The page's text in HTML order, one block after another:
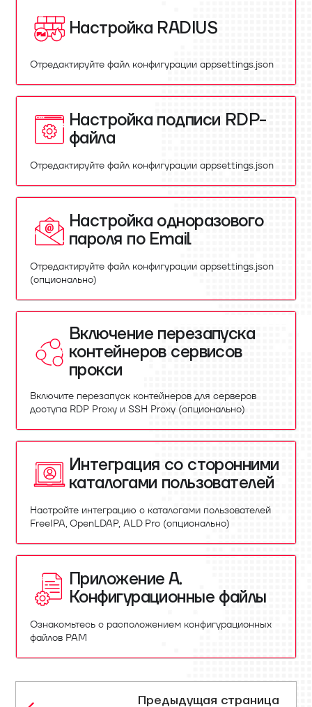
Настройка RADIUS
Отредактируйте файл конфигурации appsettings.json
Настройка подписи RDP-
файла
Отредактируйте файл конфигурации appsettings.json
Настройка одноразового
пароля по Email
Отредактируйте файл конфигурации appsettings.json
(опционально)
Включение перезапуска
контейнеров сервисов
прокси
Включите перезапуск контейнеров для серверов
доступа RDP Proxy и SSH Proxy (опционально)
Интеграция со сторонними
каталогами пользователей
Настройте интеграцию с каталогами пользователей
FreeIPA, OpenLDAP, ALD Pro (опционально)
Приложение А.
Конфигурационные файлы
Ознакомьтесь с расположением конфигурационных
файлов PAM
Предыдущая страница